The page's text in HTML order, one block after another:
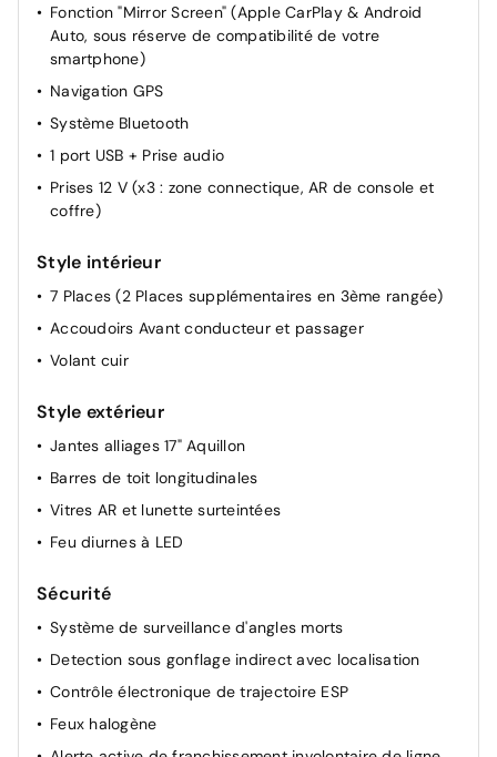
Appui-tête AR réglable
Boîte à gants éclairée
Siège AV réglable manuellement
Réglage lombaire passager
Dossier du siège passager AV rabattable
Projecteurs réglables manuellement
Rétroviseur intérieur Jour / Nuit Electrochrome
Commutation automatique des feux de route / feux de
croisement
Fonction "Mirror Screen" (Apple CarPlay & Android
Auto, sous réserve de compatibilité de votre
smartphone)
Navigation GPS
Système Bluetooth
1 port USB + Prise audio
Prises 12 V (x3 : zone connectique, AR de console et
coffre)
Style intérieur
7 Places (2 Places supplémentaires en 3ème rangée)
Accoudoirs Avant conducteur et passager
Volant cuir
Style extérieur
Jantes alliages 17" Aquillon
Barres de toit longitudinales
Vitres AR et lunette surteintées
Feu diurnes à LED
Sécurité
Système de surveillance d'angles morts
Detection sous gonflage indirect avec localisation
Contrôle électronique de trajectoire ESP
Feux halogène